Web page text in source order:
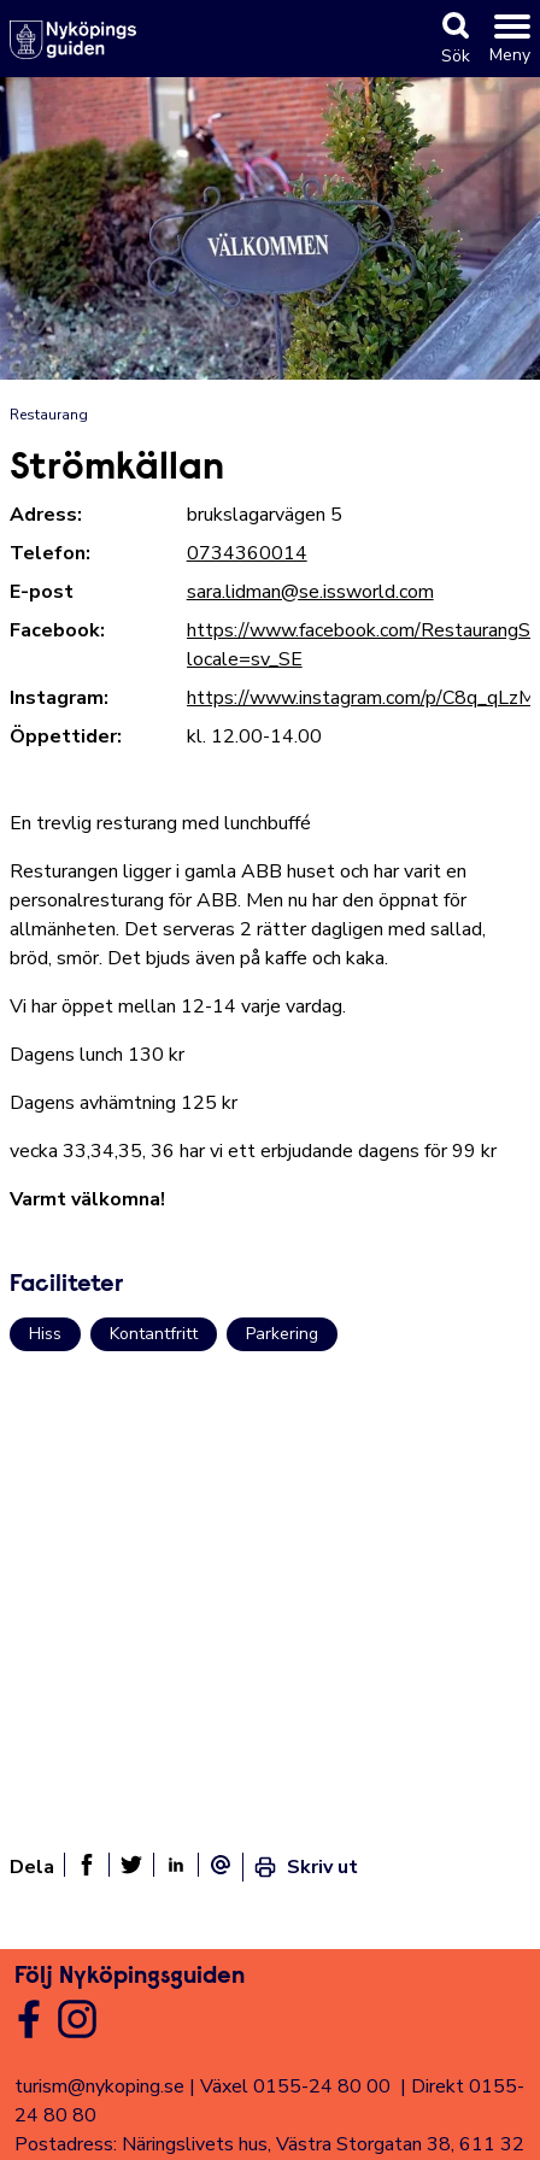
Sök Meny
Restaurang
Strömkällan
Adress:
brukslagarvägen 5
Telefon:
0734360014
E-post
sara.lidman@se.issworld.com
Facebook:
https://www.facebook.com/
locale=sv_SE
Instagram:
https://www.instagram.com/p/
Öppettider:
kl. 12.00-14.00
En trevlig resturang med lunchbuffé
Resturangen ligger i gamla ABB huset och har varit en
personalresturang för ABB. Men nu har den öppnat för
allmänheten. Det serveras 2 rätter dagligen med sallad,
bröd, smör. Det bjuds även på kaffe och kaka.
Vi har öppet mellan 12-14 varje vardag.
Dagens lunch 130 kr
Dagens avhämtning 125 kr
vecka 33,34,35, 36 har vi ett erbjudande dagens för 99 kr
Varmt välkomna!
Faciliteter
Hiss Kontantfritt Parkering
Dela
Dela sidan på Facebook
E-post
Skriv ut
Följ Nyköpingsguiden
turism@nykoping.se | Växel 0155-24 80 00 | Direkt 0155-
24 80 80
Postadress: Näringslivets hus, Västra Storgatan 38, 611 32